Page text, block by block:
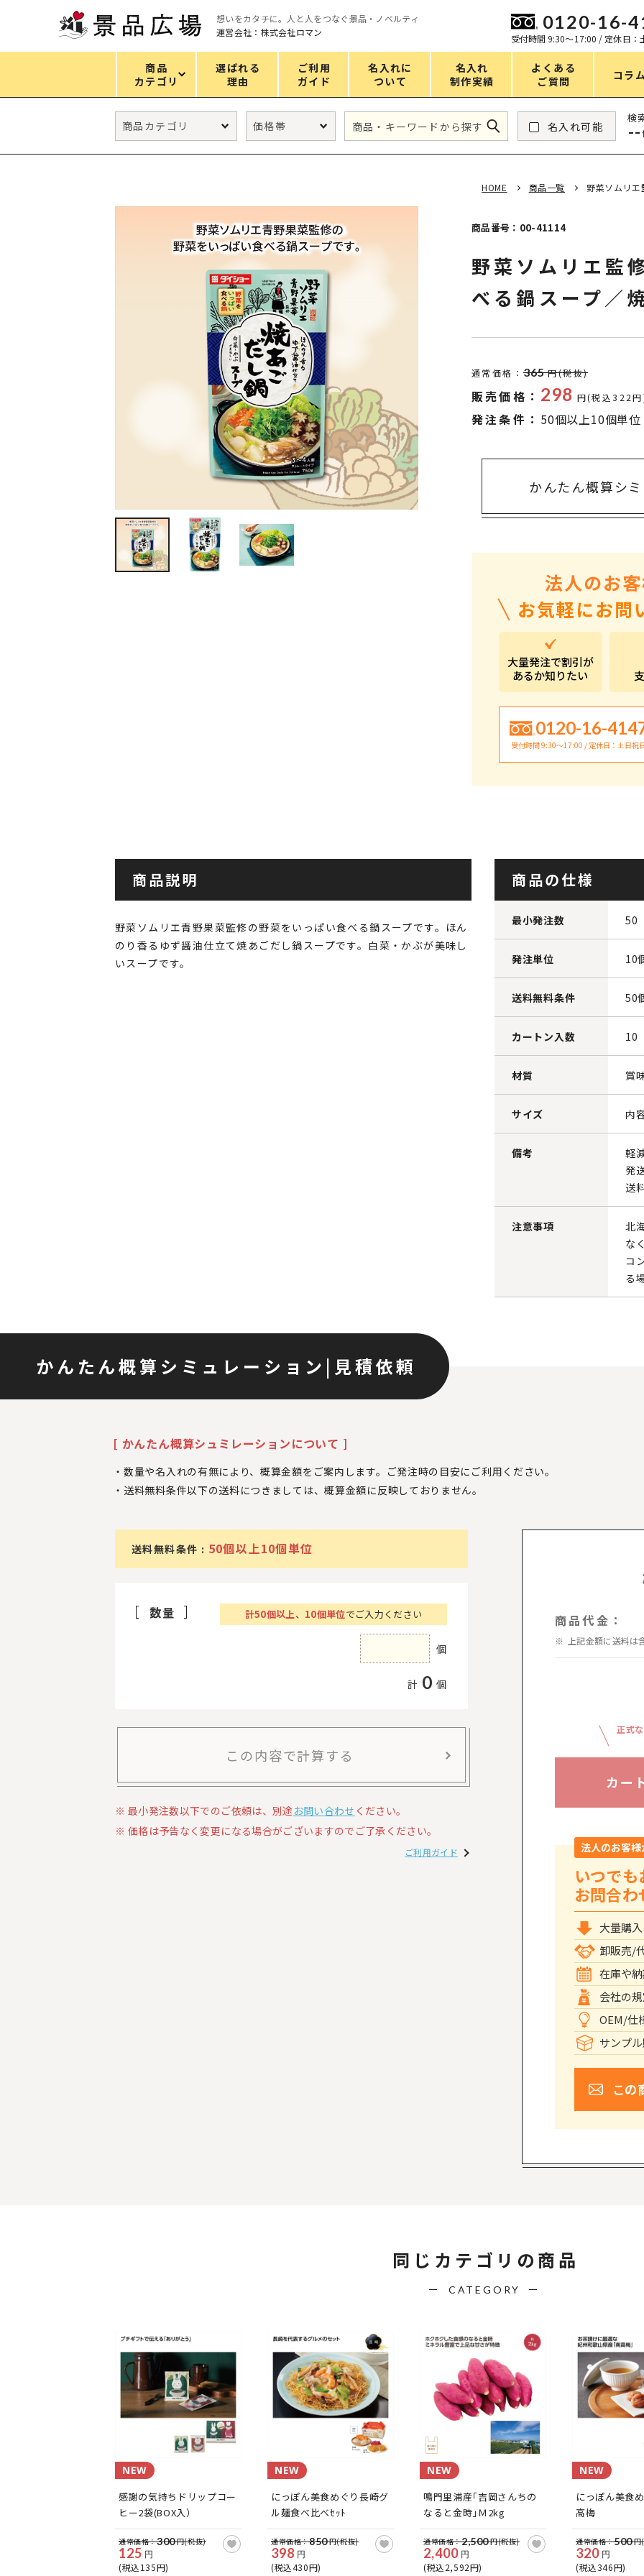
想いをカタチに。人と人をつなぐ景品・ノベルティ
運営会社：株式会社ロマン
0120-16-
受付時間 9:30〜17:00 / 定休日：
商品
カテゴリ
選ばれる
理由
ご利用
ガイド
名入れに
ついて
名入れ
制作実績
よくある
ご質問
コラ
カテゴリ
バスグッズ
フェイス&ボディケア スマホ・PCグッズ
ティッシュ・ロール
生活雑貨・便利グッズ バッグ&ポーチ
キャラクター雑貨
ALL すべてのカテゴリ
価格
151～200円
251～300円
301～400円
1,000～2,000円
2,000～3,000円
5,000円～
名入れ可能
検
--
HOME 商品一覧 野菜ソムリ
商品番号：00-41114
野菜ソムリエ監
べる鍋スープ／
通常価格： 365 円(税抜)
販売価格： 298 円(税込322
発注条件： 50個以上10個単位
かんたん概算シ
法人のお
お気軽にお問
大量発注で割引が
あるか知りたい
0120-16-
受付時間 9:30〜17:00 / 定休日：土日祝
商品説明
野菜ソムリエ青野果菜監修の野菜をいっぱい食べる鍋スープです。ほん
のり香るゆず醤油仕立て焼あごだし鍋スープです。白菜・かぶが美味し
いスープです。
商品の仕様
最小発注数 50
発注単位 10
送料無料条件 50
カートン入数 10
材質 賞
サイズ 内
備考
軽
発
送
注意事項
北
な
コ
る
かんたん概算シミュレーション | 見積依頼
[ かんたん概算シュミレーションについて ]
数量や名入れの有無により、概算金額をご案内します。ご発注時の目安にご利用ください。
送料無料条件以下の送料につきましては、概算金額に反映しておりません。
送料無料条件 : 50個以上10個単位
数量 計50個以上、 10個単位でご入力ください
個
計 0 個
この内容で計算する
最小発注数以下でのご依頼は、別途 お問い合わせ ください。
価格は予告なく変更になる場合がございますのでご了承ください。
ご利用ガイド
商品代金：
上記金額に送料は
正式
カー
法人のお客
いつで
お問合
大量購
卸販売/
在庫や
会社の
OEM/仕
サンプ
この
同じカテゴリの商品
CATEGORY
NEW
感謝の気持ちドリップコー
ヒー2袋(BOX入）
通常価格：300円(税抜)
125 円
(税込135円)
NEW
にっぽん美食めぐり長崎グ
ル麺食べ比べｾｯﾄ
通常価格：850円(税抜)
398 円
(税込430円)
NEW
鳴門里浦産｢吉岡さんちの
なると金時｣Ｍ2kg
通常価格：2,500円(税抜)
2,400 円
(税込2,592円)
NEW
にっぽん美食
高梅
通常価格：500円
320 円
(税込346円)